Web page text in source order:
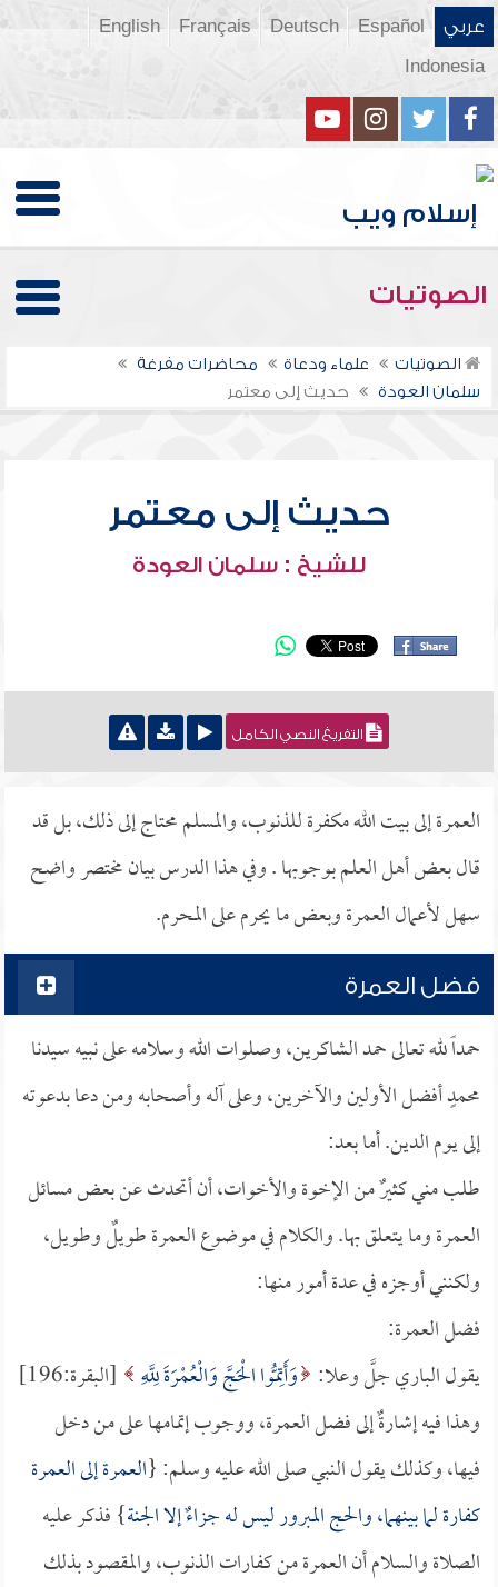
عربي Español
Deutsch
Français
English
Indonesia
الصوتيات
الصوتيات علماء ودعاة
محاضرات مفرغة
سلمان العودة
حديث إلى معتمر
حديث إلى معتمر
للشيخ : سلمان العودة
التفريغ النصي الكامل
العمرة إلى بيت الله مكفرة للذنوب، والمسلم محتاج إلى ذلك، بل قد
قال بعض أهل العلم بوجوبها . وفي هذا الدرس بيان مختصر واضح
سهل لأعمال العمرة وبعض ما يحرم على المحرم.
فضل العمرة
حمداً لله تعالى حمد الشاكرين، وصلوات الله وسلامه على نبيه سيدنا
محمدٍ أفضل الأولين والآخرين، وعلى آله وأصحابه ومن دعا بدعوته
إلى يوم الدين. أما بعد:
طلب مني كثيرٌ من الإخوة والأخوات، أن أتحدث عن بعض مسائل
العمرة وما يتعلق بها. والكلام في موضوع العمرة طويلٌ وطويل،
ولكنني أوجزه في عدة أمور منها:
فضل العمرة:
يقول الباري جلَّ وعلا: وَأَتِمُّوا الْحَجَّ وَالْعُمْرَةَ لِلَّهِ
[البقرة:196]
وهذا فيه إشارةٌ إلى فضل العمرة، ووجوب إتمامها على من دخل
فيها، وكذلك يقول النبي صلى الله عليه وسلم: {العمرة إلى العمرة
كفارة لما بينهما، والحج المبرور ليس له جزاءٌ إلا الجنة} فذكر عليه
الصلاة والسلام أن العمرة من كفارات الذنوب، والمقصود بذلك